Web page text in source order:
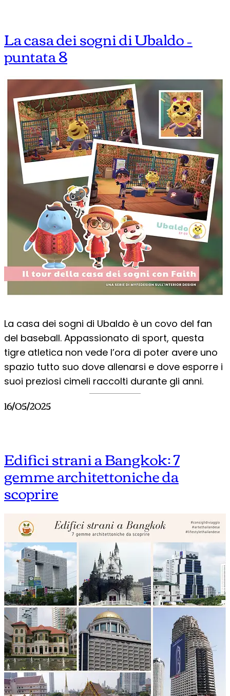
La casa dei sogni di Ubaldo –
puntata 8
La casa dei sogni di Ubaldo è un covo del fan
del baseball. Appassionato di sport, questa
tigre atletica non vede l’ora di poter avere uno
spazio tutto suo dove allenarsi e dove esporre i
suoi preziosi cimeli raccolti durante gli anni.
16/05/2025
Edifici strani a Bangkok: 7
gemme architettoniche da
scoprire